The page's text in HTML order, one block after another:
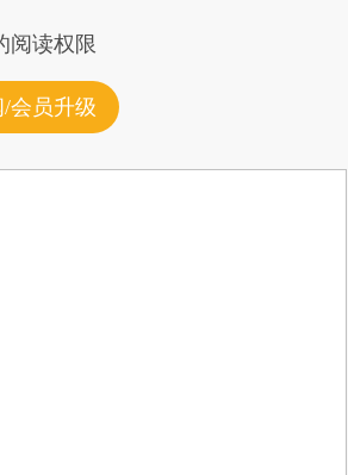
阅读权限
会员升级